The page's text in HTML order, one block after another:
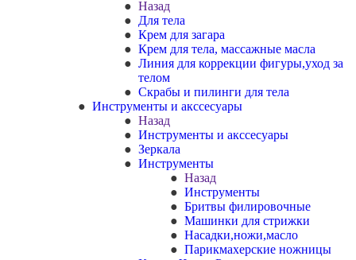
Назад
Для тела
Крем для загара
Крем для тела, массажные масла
Линия для коррекции фигуры,уход за
телом
Скрабы и пилинги для тела
Инструменты и акссесуары
Назад
Инструменты и акссесуары
Зеркала
Инструменты
Назад
Инструменты
Бритвы филировочные
Машинки для стрижки
Насадки,ножи,масло
Парикмахерские ножницы